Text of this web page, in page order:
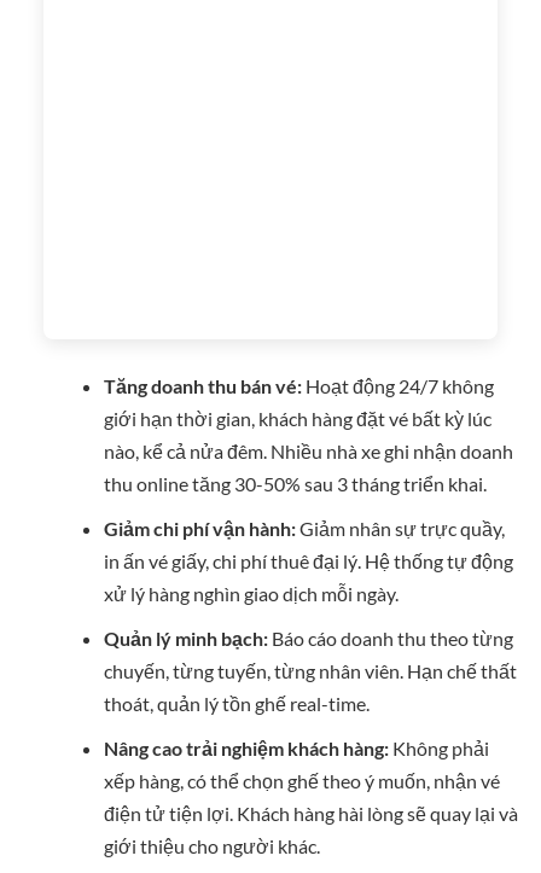
Tăng doanh thu bán vé:Hoạt động 24/7 không
giới hạn thời gian, khách hàng đặt vé bất kỳ lúc
nào, kể cả nửa đêm. Nhiều nhà xe ghi nhận doanh
thu online tăng 30-50% sau 3 tháng triển khai.
Giảm chi phí vận hành:Giảm nhân sự trực quầy,
in ấn vé giấy, chi phí thuê đại lý. Hệ thống tự động
xử lý hàng nghìn giao dịch mỗi ngày.
Quản lý minh bạch:Báo cáo doanh thu theo từng
chuyến, từng tuyến, từng nhân viên. Hạn chế thất
thoát, quản lý tồn ghế real-time.
Nâng cao trải nghiệm khách hàng:Không phải
xếp hàng, có thể chọn ghế theo ý muốn, nhận vé
điện tử tiện lợi. Khách hàng hài lòng sẽ quay lại và
giới thiệu cho người khác.